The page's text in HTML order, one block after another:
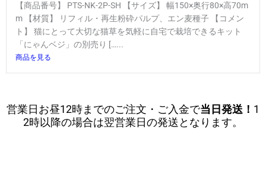
【商品番号】 PTS-NK-2P-SH 【サイズ】 幅150×奥行80×高70m
m 【材質】 リフィル・再生粉砕パルプ、エン麦種子 【コメン
ト】 猫にとって大切な猫草を気軽に自宅で栽培できるキット
「にゃんベジ」の別売り […...
商品を見る
営業日お昼12時までのご注文・ご入金で当日発送！ 1
2時以降の場合は翌営業日の発送となります。